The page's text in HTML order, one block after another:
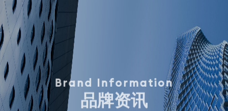
Brand Infor ma tion
品牌资讯